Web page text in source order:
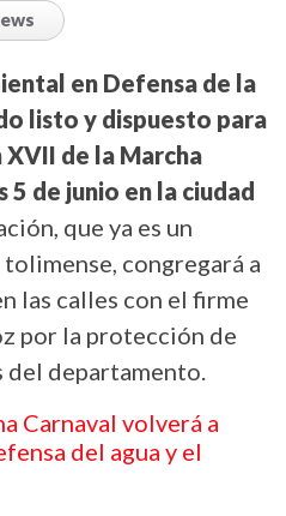
en Defensa de la
listo y dispuesto para
de la Marcha
5 de junio en la ciudad
que ya es un
congregará a
las calles con el firme
por la protección de
del departamento.
Carnaval volverá a
del agua y el